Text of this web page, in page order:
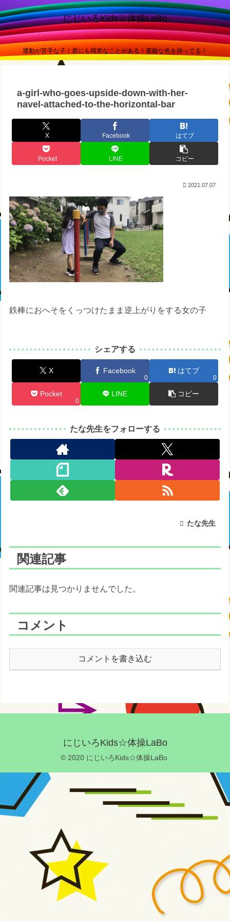
にじいろKids☆体操LaBo
運動が苦手な子！君にも得意なことがある！素敵な色を持ってる！
a-girl-who-goes-upside-down-with-her-
navel-attached-to-the-horizontal-bar
X Facebook はてブ
Pocket LINE コピー
2021.07.07
鉄棒におへそをくっつけたまま逆上がりをする女の子
シェアする
X Facebook
0
はてブ
0
Pocket
0
LINE コピー
たな先生をフォローする
たな先生
関連記事
関連記事は見つかりませんでした。
コメント
コメントを書き込む
にじいろKids☆体操LaBo
© 2020 にじいろKids☆体操LaBo.